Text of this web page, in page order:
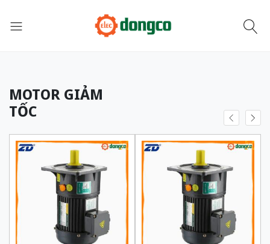
MOTOR GIẢM
TỐC